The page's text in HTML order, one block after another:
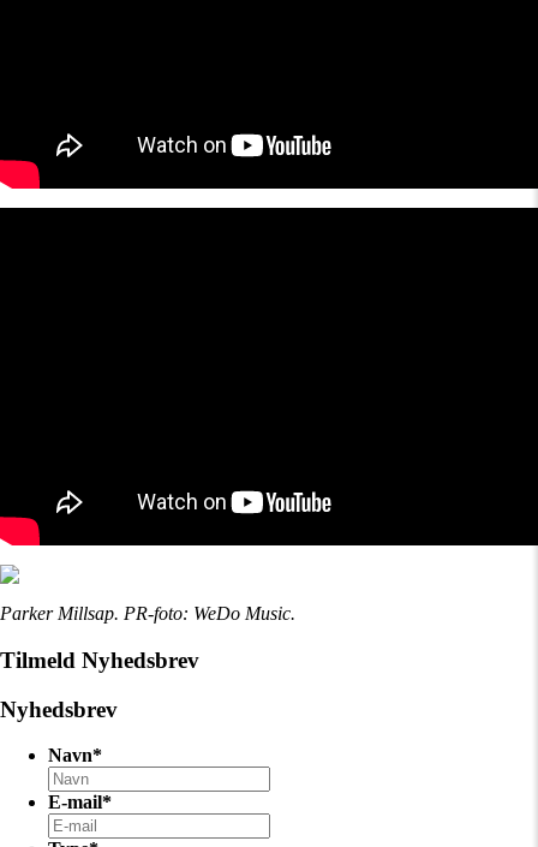
Parker Millsap. PR-foto: WeDo Music.
Tilmeld Nyhedsbrev
Nyhedsbrev
Navn*
E-mail*